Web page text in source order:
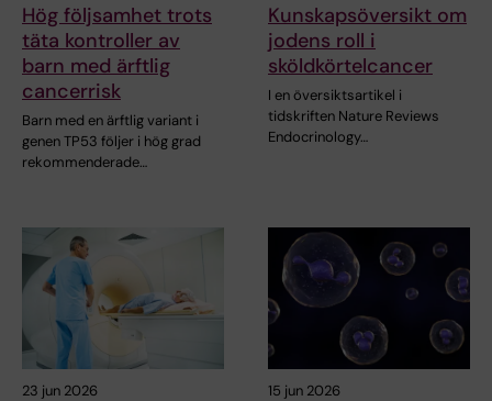
Hög följsamhet trots
täta kontroller av
barn med ärftlig
cancerrisk
Barn med en ärftlig variant i
genen TP53 följer i hög grad
rekommenderade…
Kunskapsöversikt om
jodens roll i
sköldkörtelcancer
I en översiktsartikel i
tidskriften Nature Reviews
Endocrinology…
23 jun 2026 15 jun 2026